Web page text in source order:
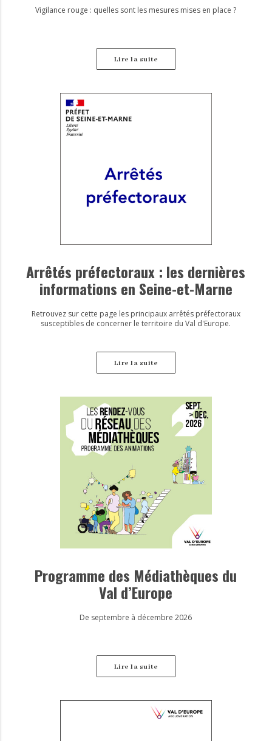
Vigilance rouge : quelles sont les mesures mises en place ?
Lire la suite
Arrêtés préfectoraux : les dernières
informations en Seine-et-Marne
Retrouvez sur cette page les principaux arrêtés préfectoraux
susceptibles de concerner le territoire du Val d'Europe.
Lire la suite
Programme des Médiathèques du
Val d’Europe
De septembre à décembre 2026
Lire la suite